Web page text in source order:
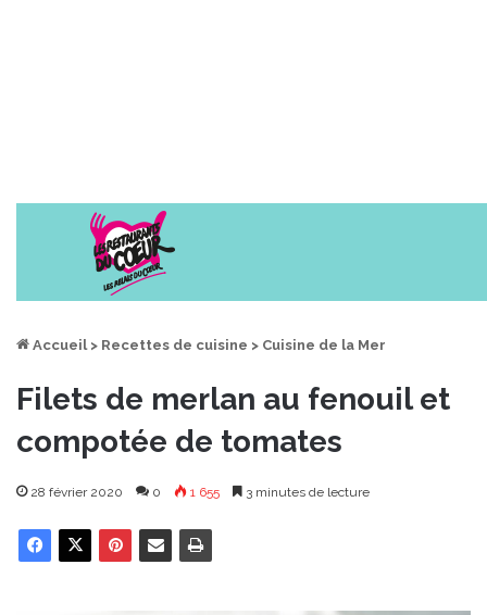
Accueil > Recettes de cuisine > Cuisine de la Mer
Filets de merlan au fenouil et
compotée de tomates
28 février 2020 0 1 655 3 minutes de lecture